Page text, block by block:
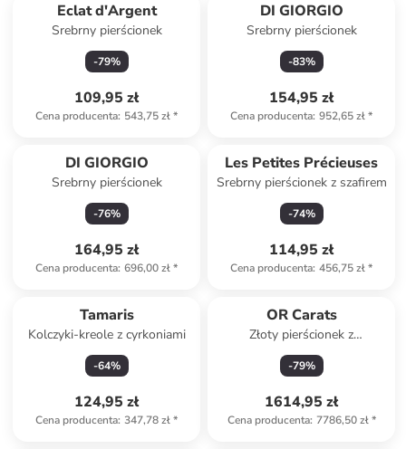
Eclat d'Argent
Srebrny pierścionek
-79%
109,95 zł
Cena producenta: 543,75 zł*
DI GIORGIO
Srebrny pierścionek
-83%
154,95 zł
Cena producenta: 952,65 zł*
DI GIORGIO
Srebrny pierścionek
-76%
164,95 zł
Cena producenta: 696,00 zł*
Les Petites Précieuses
Srebrny pierścionek z szafirem
-74%
114,95 zł
Cena producenta: 456,75 zł*
Tamaris
Kolczyki-kreole z cyrkoniami
-64%
124,95 zł
Cena producenta: 347,78 zł*
OR Carats
Złoty pierścionek z
diamentami
-79%
1614,95 zł
Cena producenta: 7786,50 zł*